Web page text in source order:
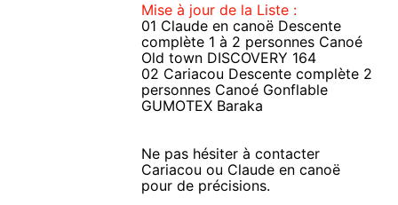
Mise à jour de la Liste :
01 Claude en canoë Descente
complète 1 à 2 personnes Canoé
Old town DISCOVERY 164
02 Cariacou Descente complète 2
personnes Canoé Gonflable
GUMOTEX Baraka
Ne pas hésiter à contacter
Cariacou ou Claude en canoë
pour de précisions.